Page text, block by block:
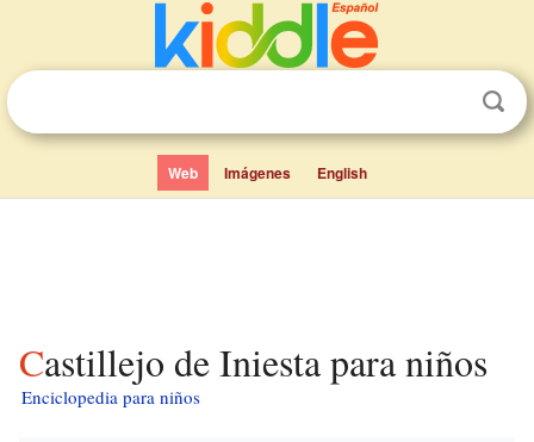
Web Imágenes English
Castillejo de Iniesta para niños
Enciclopedia para niños